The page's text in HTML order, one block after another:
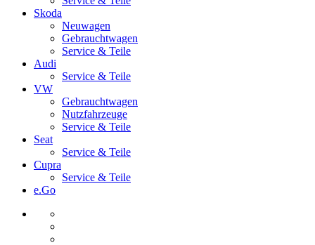
Skoda
Neuwagen
Gebrauchtwagen
Service & Teile
Audi
Service & Teile
VW
Gebrauchtwagen
Nutzfahrzeuge
Service & Teile
Seat
Service & Teile
Cupra
Service & Teile
e.Go